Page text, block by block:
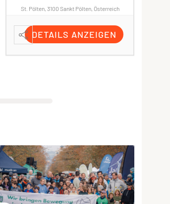
St. Pölten, 3100 Sankt Pölten, Österreich
DETAILS ANZEIGEN